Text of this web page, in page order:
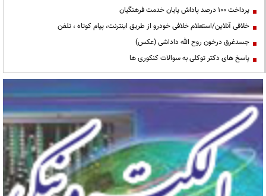
پرداخت ۱۰۰ درصد پاداش پایان خدمت فرهنگیان
خلافی آنلاین/استعلام خلافی خودرو از طریق اینترنت، پیام کوتاه ، تلفن
جسدغرق درخون روح الله داداشی (عکس)
پاسخ های دکتر توکلی به سوالات کنکوری ها